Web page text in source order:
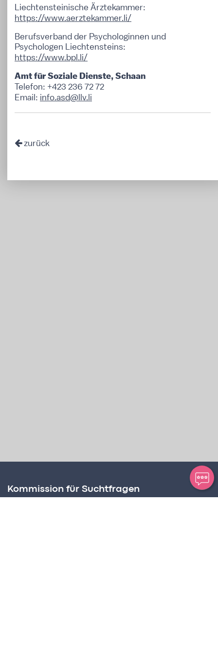
Liechtensteinische Ärztekammer:
https://www.aerztekammer.li/
Berufsverband der Psychologinnen und
Psychologen Liechtensteins:
https://www.bpl.li/
Amt für Soziale Dienste, Schaan
Telefon: +423 236 72 72
Email: info.asd@llv.li
zurück
Kommission für Suchtfragen